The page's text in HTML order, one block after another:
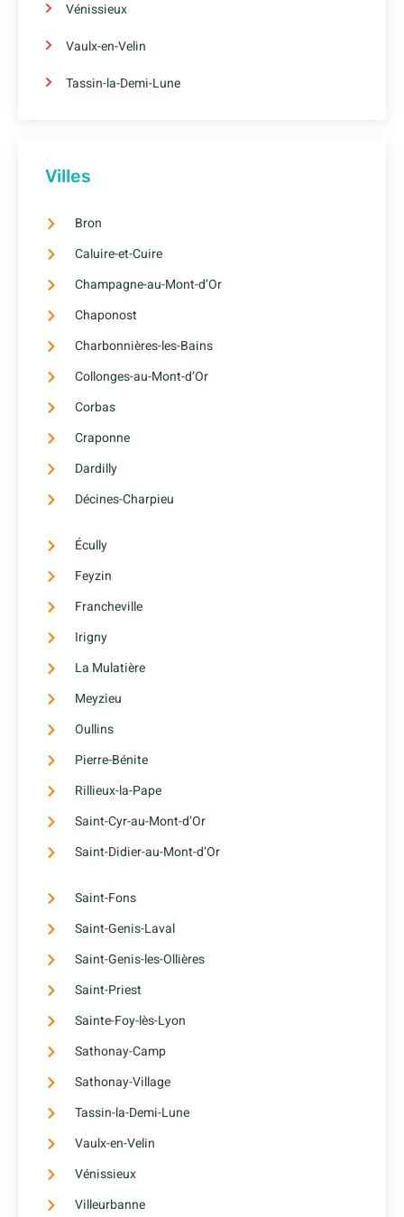
Vénissieux
Vaulx-en-Velin
Tassin-la-Demi-Lune
Villes
Bron
Caluire-et-Cuire
Champagne-au-Mont-d’Or
Chaponost
Charbonnières-les-Bains
Collonges-au-Mont-d’Or
Corbas
Craponne
Dardilly
Décines-Charpieu
Écully
Feyzin
Francheville
Irigny
La Mulatière
Meyzieu
Oullins
Pierre-Bénite
Rillieux-la-Pape
Saint-Cyr-au-Mont-d’Or
Saint-Didier-au-Mont-d’Or
Saint-Fons
Saint-Genis-Laval
Saint-Genis-les-Ollières
Saint-Priest
Sainte-Foy-lès-Lyon
Sathonay-Camp
Sathonay-Village
Tassin-la-Demi-Lune
Vaulx-en-Velin
Vénissieux
Villeurbanne